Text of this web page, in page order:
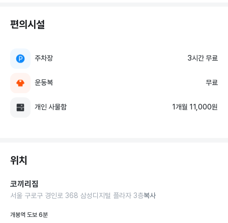
편의시설
주차장 3시간 무료
운동복 무료
개인 사물함 1개월 11,000원
위치
코끼리짐
서울 구로구 경인로 368 삼성디지털 플라자 3층복사
개봉역 도보 6분